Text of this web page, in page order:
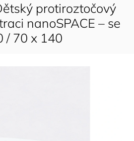
protiroztočový
nanoSPACE – se
/ 70 x 140